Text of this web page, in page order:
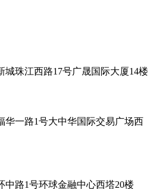
珠江西路17号广晟国际大厦14楼
华一路1号大中华国际交易广场西
中路1号环球金融中心西塔20楼